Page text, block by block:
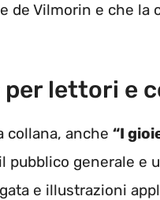
de Vilmorin e che la
per lettori e
collana, anche “I
generale e
e illustrazioni